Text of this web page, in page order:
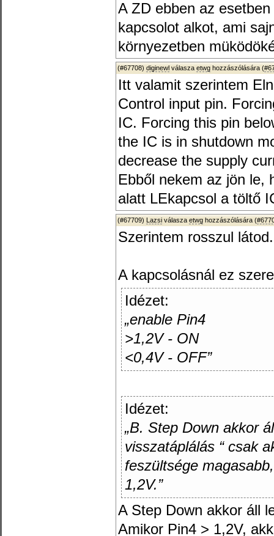
A ZD ebben az
kapcsolot alkot, ami
környezetben
(#67708) diginewl válasza etwg hozzászólására (
Itt valamit szerintem
Control input pin.
IC. Forcing this pin
the IC is in shutdown
decrease the supply
Ebből nekem az jön le,
alatt LEkapcsol a töltő
(#67709) Lazsi válasza etwg hozzászólására (
Szerintem rosszul
A kapcsolásnál ez
Idézet:
„enable Pin4
>1,2V - ON
<0,4V - OFF”
Idézet:
„B. Step Down akkor
visszatáplálás “ csak
feszültsége
1,2V.”
A Step Down akkor áll
Amikor Pin4 > 1,2V,